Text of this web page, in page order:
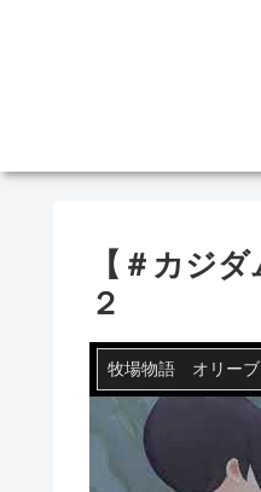
【＃カジ
２
牧場物語 オリーブ